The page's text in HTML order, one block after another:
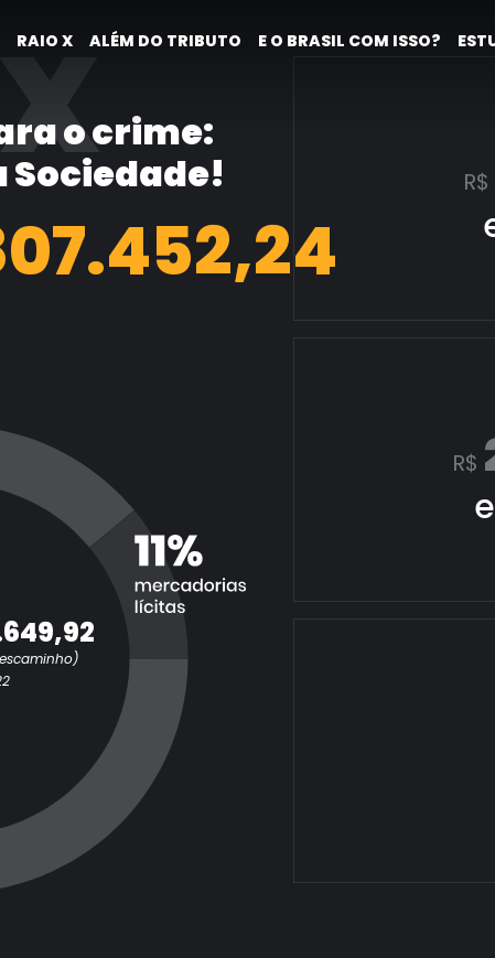
RAIO X ALÉM DO TRIBUTO E O BRASIL COM ISSO?
o crime:
R$
R$